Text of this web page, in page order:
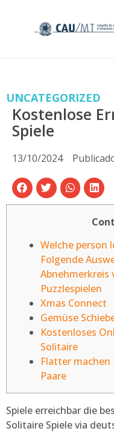
UNCATEGORIZED
Kostenlose
Spiele
13/10/2024
Welche person
Folgende
Abnehmerkreis
Puzzlespielen
Xmas Connect
Gemüse
Kostenloses
Solitaire
Flatter machen
Paare
Spiele erreichbar die
Solitaire Spiele via